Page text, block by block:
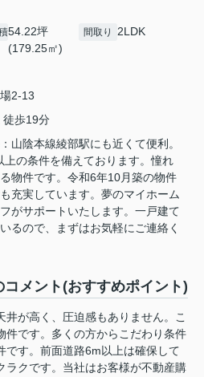
54.22坪
(179.25㎡)
間取り 2LDK
2-13
徒歩19分
山陰本線綾部駅にも近くて便利。
上の条件を備えております。憧れ
物件です。令和6年10月築の物件
充実しています。夢のマイホーム
がサポートいたします。一戸建て
るので、まずはお気軽にご連絡く
メント(おすすめポイント)
井が高く、圧迫感もありません。こ
件です。多くの方からこだわり条件
です。前面道路6m以上は確保して
ラクです。当社はお客様が不動産購